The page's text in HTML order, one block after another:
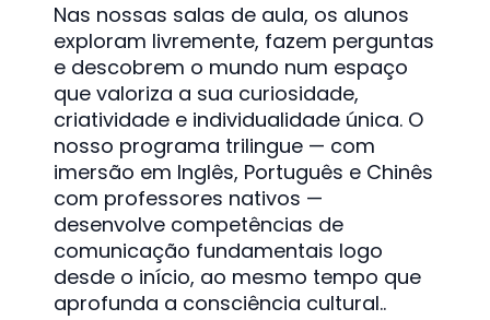
Nas nossas salas de aula, os alunos
exploram livremente, fazem perguntas
e descobrem o mundo num espaço
que valoriza a sua curiosidade,
criatividade e individualidade única. O
nosso programa trilingue — com
imersão em Inglês, Português e Chinês
com professores nativos —
desenvolve competências de
comunicação fundamentais logo
desde o início, ao mesmo tempo que
aprofunda a consciência cultural..